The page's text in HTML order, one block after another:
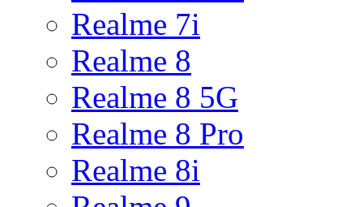
Realme 7i
Realme 8
Realme 8 5G
Realme 8 Pro
Realme 8i